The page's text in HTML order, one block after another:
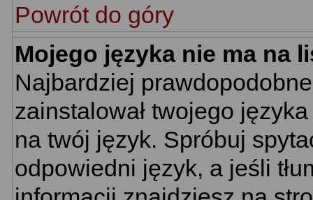
Powrót do góry
Mojego języka nie ma na
Najbardziej
zainstalował twojego
na twój język. Spróbuj
odpowiedni język, a jeśli